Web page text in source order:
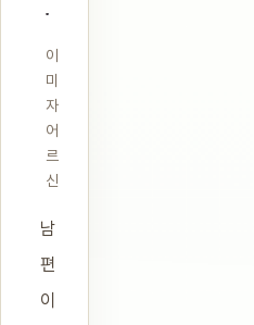
이
미
자
어
르
신
남
편
이